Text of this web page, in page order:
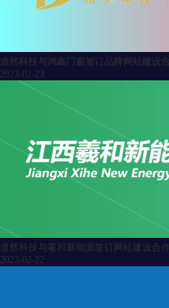
道然科技与鸿鑫门窗签订品牌网站建设
2023-02-23
道然科技与羲和新能源签订网站建设合作
2023-02-22